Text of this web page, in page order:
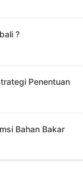
?
Penentuan
Bahan Bakar